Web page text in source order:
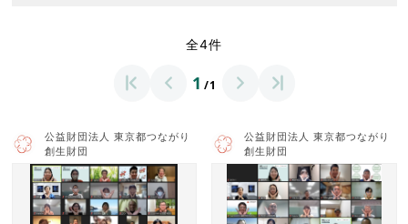
全4件
1 /1
公益財団法人 東京都つながり
創生財団
公益財団法人 東京都つながり
創生財団